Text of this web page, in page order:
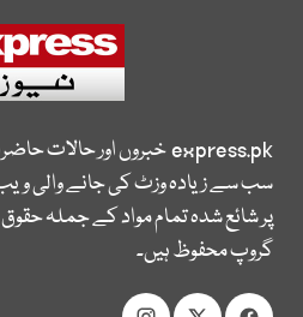
express.pkخبروں اور حالات
سب سے زیادہ وزٹ کی جانے والی
پر شائع شدہ تمام مواد کے جملہ
گروپ محفوظ ہیں۔